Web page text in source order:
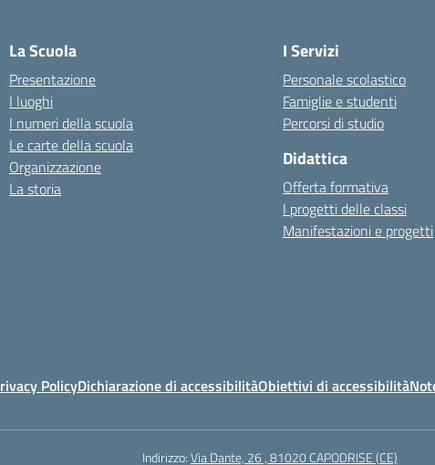
La Scuola
Presentazione
I luoghi
I numeri della scuola
Le carte della scuola
Organizzazione
La storia
I Servizi
Personale scolastico
Famiglie e studenti
Percorsi di studio
Didattica
Offerta formativa
I progetti delle classi
Manifestazioni e progetti
PolicyDichiarazione di accessibilitàObiettivi di accessibilità
Indirizzo:Via Dante, 26 , 81020 CAPODRISE (CE)